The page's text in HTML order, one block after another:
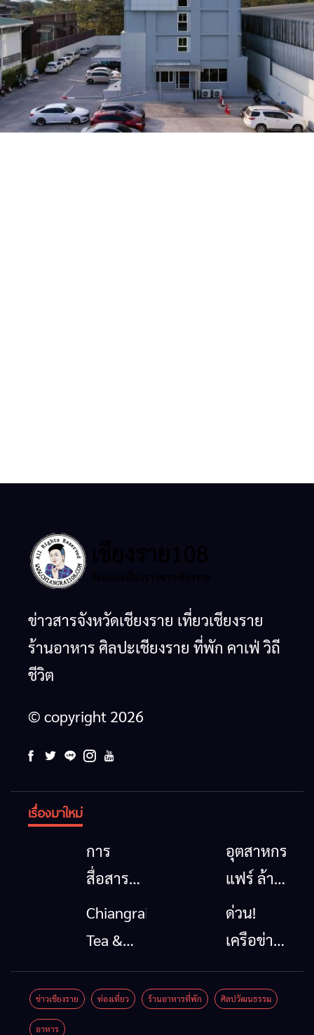
ข่าวสารจังหวัดเชียงราย เที่ยวเชียงราย
ร้านอาหาร ศิลปะเชียงราย ที่พัก คาเฟ่ วิถี
ชีวิต
© copyright 2026
เรื่องมาใหม่
การ
สื่อสาร
โทรคมนาคม
กรณีภัย
เชียงราย
เมื่อ
อุตสาหกรรม
แฟร์ ล้าน
นาตะวัน
ออก
รวมของดี
สินค้าเด่น
Chiangrai
Tea &
Coffee
Festival
ด่วน!
เครือข่าย
ลุ่มน้ำกก
ยื่น 5 ข้อ
ข่าวเชียงราย ท่องเที่ยว ร้านอาหารที่พัก ศิลปวัฒนธรรม
อาหาร